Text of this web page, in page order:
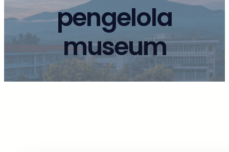
pengelola
museum